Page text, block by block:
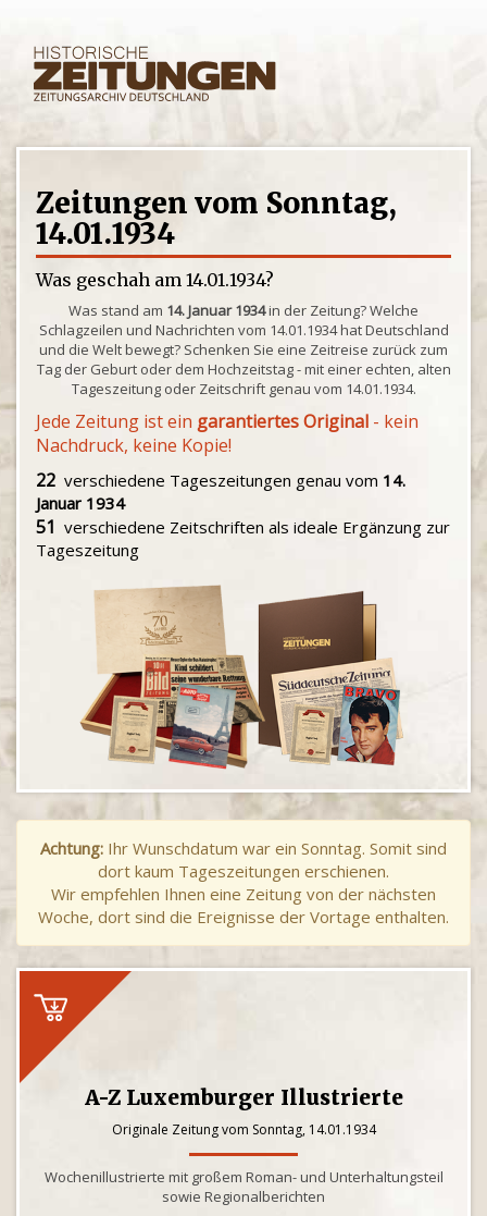
Zeitungen vom Sonntag,
14.01.1934
Was geschah am 14.01.1934?
Was stand am 14. Januar 1934in der Zeitung? Welche
Schlagzeilen und Nachrichten vom 14.01.1934 hat Deutschland
und die Welt bewegt? Schenken Sie eine Zeitreise zurück zum
Tag der Geburt oder dem Hochzeitstag - mit einer echten, alten
Tageszeitung oder Zeitschrift genau vom 14.01.1934.
Jede Zeitung ist ein garantiertes Original - kein
Nachdruck, keine Kopie!
22 verschiedene Tageszeitungen genau vom 14.
Januar 1934
51 verschiedene Zeitschriften als ideale Ergänzung zur
Tageszeitung
Achtung: Ihr Wunschdatum war ein Sonntag. Somit sind
dort kaum Tageszeitungen erschienen.
Wir empfehlen Ihnen eine Zeitung von der nächsten
Woche, dort sind die Ereignisse der Vortage enthalten.
A-Z Luxemburger Illustrierte
Originale Zeitung vom Sonntag, 14.01.1934
Wochenillustrierte mit großem Roman- und Unterhaltungsteil
sowie Regionalberichten